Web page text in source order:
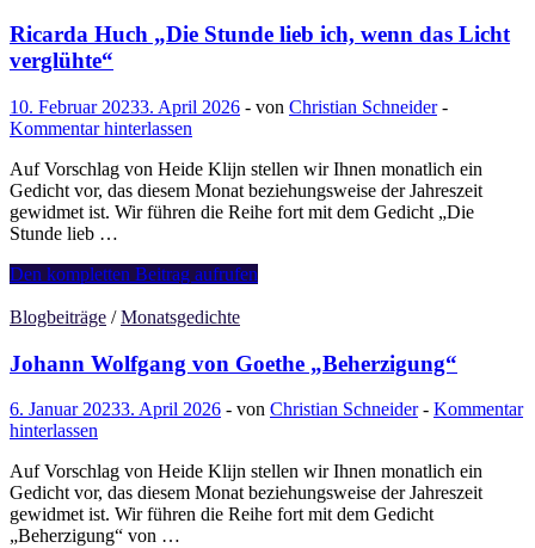
Ricarda Huch „Die Stunde lieb ich, wenn das Licht
verglühte“
10. Februar 20233. April 2026 - von Christian Schneider-
Kommentar hinterlassen
Auf Vorschlag von Heide Klijn stellen wir Ihnen monatlich ein
Gedicht vor, das diesem Monat beziehungsweise der Jahreszeit
gewidmet ist. Wir führen die Reihe fort mit dem Gedicht „Die
Stunde lieb …
Ricarda
„Die
lieb
ich,
wenn
das
Licht
verglühte“
Den kompletten Beitrag aufrufen
Blogbeiträge /Monatsgedichte
Johann Wolfgang von Goethe „Beherzigung“
6. Januar 20233. April 2026 - von Christian Schneider- Kommentar
hinterlassen
Auf Vorschlag von Heide Klijn stellen wir Ihnen monatlich ein
Gedicht vor, das diesem Monat beziehungsweise der Jahreszeit
gewidmet ist. Wir führen die Reihe fort mit dem Gedicht
„Beherzigung“ von …